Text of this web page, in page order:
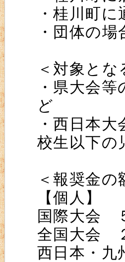
・桂川町
・団体の
＜対象とな
・県大会
ど
・西日本
校生以下の
＜報奨金の
【個人】
国際大会
全国大会
西日本・九